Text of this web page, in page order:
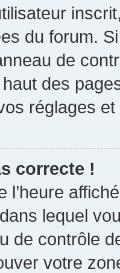
du forum.
de
des
réglages
correcte !
l’heure
lequel
de contrôle
votre